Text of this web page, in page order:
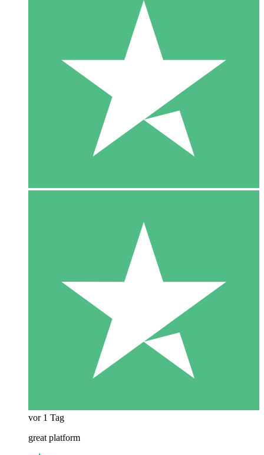
vor 1 Tag
great platform